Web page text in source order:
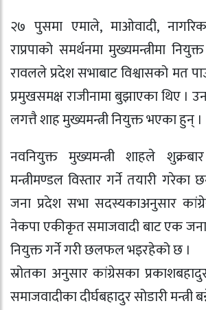
२७ पुसमा एमाले, माओवादी, नागरिक
राप्रपाको समर्थनमा मुख्यमन्त्रीमा
रावलले प्रदेश सभाबाट विश्वासको मत
प्रमुखसमक्ष राजीनामा बुझाएका थिए ।
लगत्तै शाह मुख्यमन्त्री नियुक्त भएका हुन् ।
नवनियुक्त मुख्यमन्त्री शाहले
मन्त्रीमण्डल विस्तार गर्ने तयारी
जना प्रदेश सभा सदस्यकाअनुसार
नेकपा एकीकृत समाजवादी बाट एक जना
नियुक्त गर्ने गरी छलफल भइरहेको छ ।
स्रोतका अनुसार कांग्रेसका
समाजवादीका दीर्घबहादुर सोडारी मन्त्री